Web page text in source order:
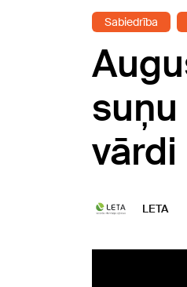
Sabiedrība
vārdi
LETA